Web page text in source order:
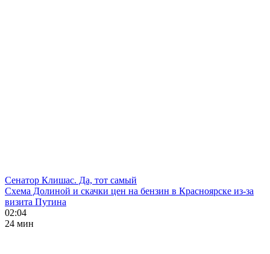
Сенатор Клишас. Да, тот самый
Схема Долиной и скачки цен на бензин в Красноярске из-за
визита Путина
02:04
24 мин